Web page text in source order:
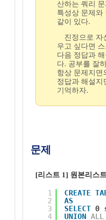
산하는 쿼리
특성상 문제와
같이 있다.
진정으로 자
우고 싶다면
다음 정답과
다. 공부를 잘
항상 문제지면
정답과 해설지
기억하자.
문제
[리스트 1] 원본리스
1
2
3
4
CREATE
AS
SELECT 0
UNION ALL